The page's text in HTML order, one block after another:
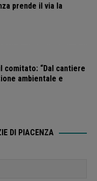
prende il via la
comitato: “Dal cantiere
ambientale e
DI PIACENZA